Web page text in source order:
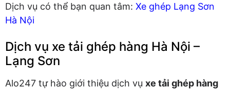
Dịch vụ có thể bạn quan tâm: Xe ghép Lạng Sơn
Hà Nội
Dịch vụ xe tải ghép hàng Hà Nội –
Lạng Sơn
Alo247 tự hào giới thiệu dịch vụ xe tải ghép hàng